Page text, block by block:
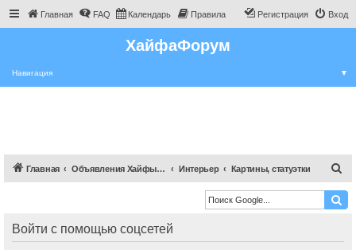
Главная FAQ Календарь Правила Вход
Регистрация
ХайфаФорум
Навигация ▼
Главная Объявления Хайфы и крайот Интерьер Картины, статуэтки
и
к
Войти с помощью соцсетей